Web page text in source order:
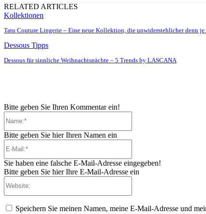
RELATED ARTICLES
Kollektionen
Tatu Couture Lingerie – Eine neue Kollektion, die unwiderstehlicher denn je
Dessous Tipps
Dessous für sinnliche Weihnachtsnächte – 5 Trends by LASCANA
Bitte geben Sie Ihren Kommentar ein!
Bitte geben Sie hier Ihren Namen ein
Sie haben eine falsche E-Mail-Adresse eingegeben!
Bitte geben Sie hier Ihre E-Mail-Adresse ein
Speichern Sie meinen Namen, meine E-Mail-Adresse und